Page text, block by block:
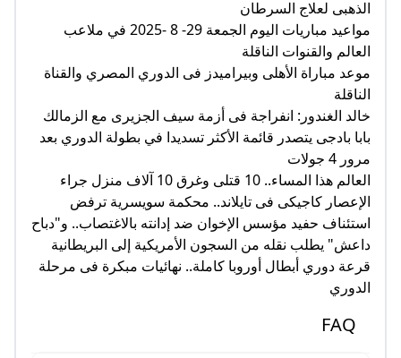
الذهبى لعلاج السرطان
مواعيد مباريات اليوم الجمعة 29- 8 -2025 في ملاعب
العالم والقنوات الناقلة
موعد مباراة الأهلى وبيراميدز فى الدوري المصري والقناة
الناقلة
خالد الغندور: انفراجة فى أزمة سيف الجزيرى مع الزمالك
بابا بادجى يتصدر قائمة الأكثر تسديدا في بطولة الدوري بعد
مرور 4 جولات
العالم هذا المساء.. 10 قتلى وغرق 10 آلاف منزل جراء
الإعصار كاجيكى فى تايلاند.. محكمة سويسرية ترفض
استئناف حفيد مؤسس الإخوان ضد إدانته بالاغتصاب.. و"دباح
داعش" يطلب نقله من السجون الأمريكية إلى البريطانية
قرعة دوري أبطال أوروبا كاملة.. نهائيات مبكرة فى مرحلة
الدوري
FAQ